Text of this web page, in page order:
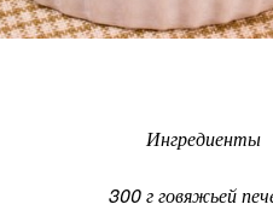
Ингредиенты
300 г говяжьей